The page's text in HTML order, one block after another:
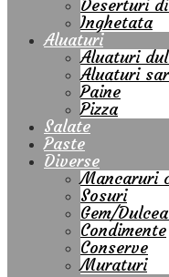
Deserturi
Inghetata
Aluaturi
Aluaturi
Aluaturi
Paine
Pizza
Salate
Paste
Diverse
Mancaruri
Sosuri
Gem/
Condimente
Conserve
Muraturi